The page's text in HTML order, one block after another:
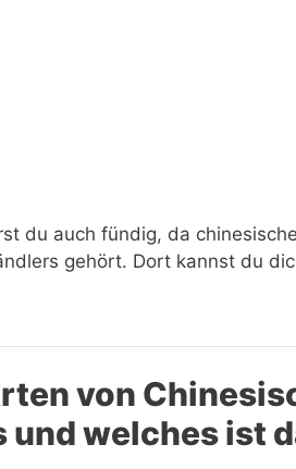
du auch fündig, da
gehört. Dort kannst du
von
und welches ist